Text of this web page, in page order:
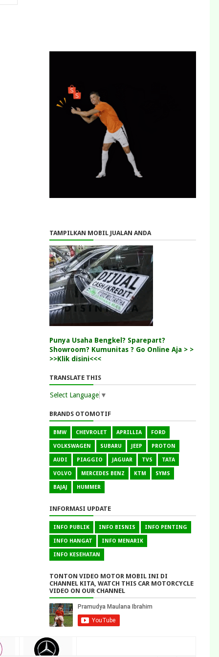
TAMPILKAN MOBIL JUALAN ANDA
Punya Usaha Bengkel? Sparepart?
Showroom? Kumunitas ? Go Online Aja > >
>>Klik disini<<<
TRANSLATE THIS
Select Language ▼
BRANDS OTOMOTIF
BMW CHEVROLET APRILLIA FORD
VOLKSWAGEN SUBARU JEEP PROTON
AUDI PIAGGIO JAGUAR TVS TATA
VOLVO MERCEDES BENZ KTM SYMS
BAJAJ HUMMER
INFORMASI UPDATE
INFO PUBLIK INFO BISNIS INFO PENTING
INFO HANGAT INFO MENARIK
INFO KESEHATAN
TONTON VIDEO MOTOR MOBIL INI DI
CHANNEL KITA, WATCH THIS CAR MOTORCYCLE
VIDEO ON OUR CHANNEL